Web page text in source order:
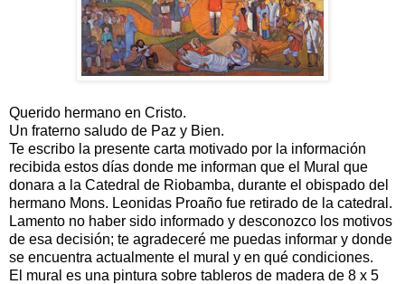
Querido hermano en Cristo.
Un fraterno saludo de Paz y Bien.
Te escribo la presente carta motivado por la información
recibida estos días donde me informan que el Mural que
donara a la Catedral de Riobamba, durante el obispado del
hermano Mons. Leonidas Proaño fue retirado de la catedral.
Lamento no haber sido informado y desconozco los motivos
de esa decisión; te agradeceré me puedas informar y donde
se encuentra actualmente el mural y en qué condiciones.
El mural es una pintura sobre tableros de madera de 8 x 5